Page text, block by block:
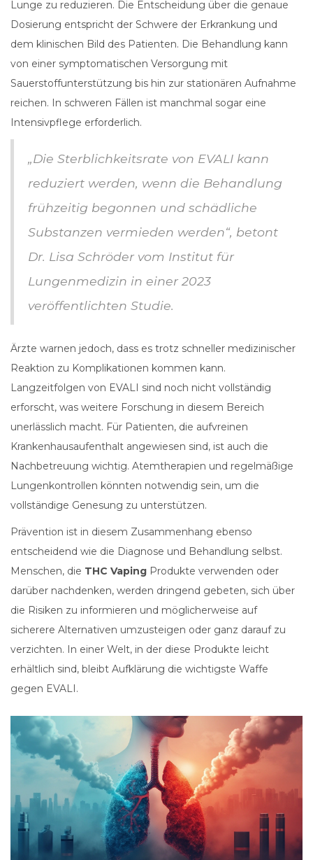
Lunge zu reduzieren. Die Entscheidung über die genaue
Dosierung entspricht der Schwere der Erkrankung und
dem klinischen Bild des Patienten. Die Behandlung kann
von einer symptomatischen Versorgung mit
Sauerstoffunterstützung bis hin zur stationären Aufnahme
reichen. In schweren Fällen ist manchmal sogar eine
Intensivpflege erforderlich.
„Die Sterblichkeitsrate von EVALI kann
reduziert werden, wenn die Behandlung
frühzeitig begonnen und schädliche
Substanzen vermieden werden“, betont
Dr. Lisa Schröder vom Institut für
Lungenmedizin in einer 2023
veröffentlichten Studie.
Ärzte warnen jedoch, dass es trotz schneller medizinischer
Reaktion zu Komplikationen kommen kann.
Langzeitfolgen von EVALI sind noch nicht vollständig
erforscht, was weitere Forschung in diesem Bereich
unerlässlich macht. Für Patienten, die aufvreinen
Krankenhausaufenthalt angewiesen sind, ist auch die
Nachbetreuung wichtig. Atemtherapien und regelmäßige
Lungenkontrollen könnten notwendig sein, um die
vollständige Genesung zu unterstützen.
Prävention ist in diesem Zusammenhang ebenso
entscheidend wie die Diagnose und Behandlung selbst.
Menschen, die THC Vaping Produkte verwenden oder
darüber nachdenken, werden dringend gebeten, sich über
die Risiken zu informieren und möglicherweise auf
sicherere Alternativen umzusteigen oder ganz darauf zu
verzichten. In einer Welt, in der diese Produkte leicht
erhältlich sind, bleibt Aufklärung die wichtigste Waffe
gegen EVALI.